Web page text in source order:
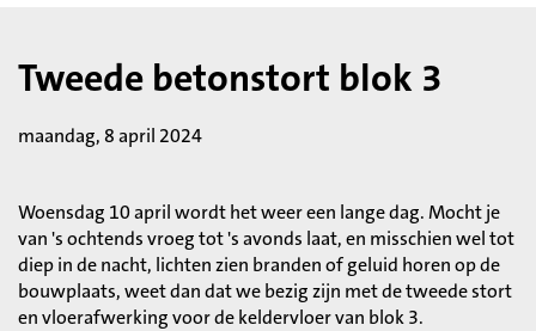
Tweede betonstort blok 3
maandag, 8 april 2024
Woensdag 10 april wordt het weer een lange dag. Mocht je
van 's ochtends vroeg tot 's avonds laat, en misschien wel tot
diep in de nacht, lichten zien branden of geluid horen op de
bouwplaats, weet dan dat we bezig zijn met de tweede stort
en vloerafwerking voor de keldervloer van blok 3.